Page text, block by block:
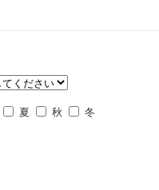
夏 秋 冬